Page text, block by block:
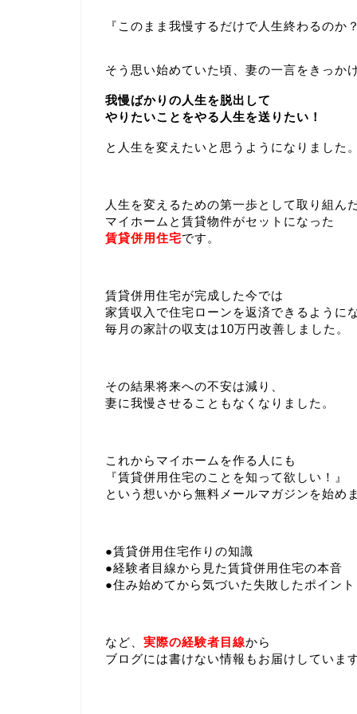
『このまま我慢するだけで人生終わるのか？
そう思い始めていた頃、妻の一言をきっか
我慢ばかりの人生を脱出して
やりたいことをやる人生を送りたい！
と人生を変えたいと思うようになりました。
人生を変えるための第一歩として取り組ん
マイホームと賃貸物件がセットになった
賃貸併用住宅です。
賃貸併用住宅が完成した今では
家賃収入で住宅ローンを返済できるようにな
毎月の家計の収支は10万円改善しました。
その結果将来への不安は減り、
妻に我慢させることもなくなりました。
これからマイホームを作る人にも
『賃貸併用住宅のことを知って欲しい！』
という想いから無料メールマガジンを始め
●賃貸併用住宅作りの知識
●経験者目線から見た賃貸併用住宅の本音
●住み始めてから気づいた失敗したポイント
など、 実際の経験者目線から
ブログには書けない情報もお届けしています